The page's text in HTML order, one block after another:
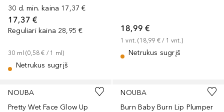
30 d. min. kaina 17,37 €
17,37 €
Reguliari kaina 28,95 €
30 ml (0,58 € / 1 ml)
Netrukus sugrįš
18,99 €
1 vnt. (18,99 € / 1 vnt. )
Netrukus sugrįš
NOUBA
Pretty Wet Face Glow Up
NOUBA
Burn Baby Burn Lip Plumper